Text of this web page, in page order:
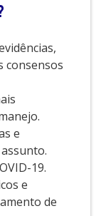
consensos
e
19.
e
de